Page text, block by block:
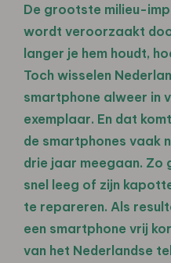
De grootste milieu-
wordt veroorzaakt
langer je hem houdt,
Toch wisselen
smartphone alweer in
exemplaar. En dat
de smartphones vaak
drie jaar meegaan.
snel leeg of zijn
te repareren. Als
een smartphone vrij
van het Nederlandse